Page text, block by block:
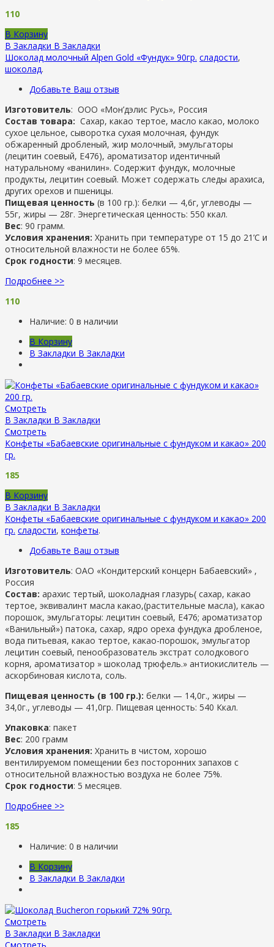
110
В Корзину
В Закладки В Закладки
Шоколад молочный Alpen Gold «Фундук» 90гр. сладости,
шоколад.
Добавьте Ваш отзыв
Изготовитель: ООО «Мон’дэлис Русь», Россия
Состав товара: Сахар, какао тертое, масло какао, молоко
сухое цельное, сыворотка сухая молочная, фундук
обжаренный дробленый, жир молочный, эмульгаторы
(лецитин соевый, Е476), ароматизатор идентичный
натуральному «ванилин». Содержит фундук, молочные
продукты, лецитин соевый. Может содержать следы арахиса,
других орехов и пшеницы.
Пищевая ценность (в 100 гр.): белки — 4,6г, углеводы —
55г, жиры — 28г. Энергетическая ценность: 550 ккал.
Вес: 90 грамм.
Условия хранения: Хранить при температуре от 15 до 21’С и
относительной влажности не более 65%.
Срок годности: 9 месяцев.
Подробнее >>
110
Наличие: 0 в наличии
В Корзину
В Закладки В Закладки
Смотреть
В Закладки В Закладки
Смотреть
Конфеты «Бабаевские оригинальные с фундуком и какао» 200
гр.
185
В Корзину
В Закладки В Закладки
Конфеты «Бабаевские оригинальные с фундуком и какао» 200
гр. сладости, конфеты.
Добавьте Ваш отзыв
Изготовитель: ОАО «Кондитерский концерн Бабаевский» ,
Россия
Состав: арахис тертый, шоколадная глазурь( сахар, какао
тертое, эквивалинт масла какао,(растительные масла), какао
порошок, эмульгаторы: лецитин соевый, Е476; ароматизатор
«Ванильный») патока, сахар, ядро ореха фундука дробленое,
вода питьевая, какао тертое, какао-порошок, эмульгатор
лецитин соевый, пенообразователь экстрат солодкового
корня, ароматизатор » шоколад трюфель.» антиокислитель —
аскорбиновая кислота, соль.
Пищевая ценность (в 100 гр.): белки — 14,0г., жиры —
34,0г., углеводы — 41,0гр. Пищевая ценность: 540 Ккал.
Упаковка: пакет
Вес: 200 грамм
Условия хранения: Хранить в чистом, хорошо
вентилируемом помещении без посторонних запахов с
относительной влажностью воздуха не более 75%.
Срок годности: 5 месяцев.
Подробнее >>
185
Наличие: 0 в наличии
В Корзину
В Закладки В Закладки
Смотреть
В Закладки В Закладки